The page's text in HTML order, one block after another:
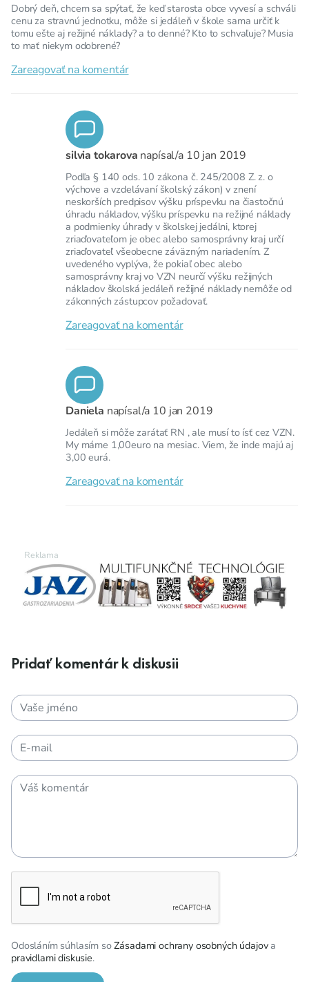
Dobrý deň, chcem sa spýtať, že keď starosta obce vyvesí a schváli
cenu za stravnú jednotku, môže si jedáleň v škole sama určiť k
tomu ešte aj režijné náklady? a to denné? Kto to schvaľuje? Musia
to mať niekym odobrené?
Zareagovať na komentár
silvia tokarova napísal/a 10 jan 2019
Podľa § 140 ods. 10 zákona č. 245/2008 Z. z. o
výchove a vzdelávaní školský zákon) v znení
neskorších predpisov výšku príspevku na čiastočnú
úhradu nákladov, výšku príspevku na režijné náklady
a podmienky úhrady v školskej jedálni, ktorej
zriaďovateľom je obec alebo samosprávny kraj určí
zriaďovateľ všeobecne záväzným nariadením. Z
uvedeného vyplýva, že pokiaľ obec alebo
samosprávny kraj vo VZN neurčí výšku režijných
nákladov školská jedáleň režijné náklady nemôže od
zákonných zástupcov požadovať.
Zareagovať na komentár
Daniela napísal/a 10 jan 2019
Jedáleň si môže zarátať RN , ale musí to ísť cez VZN.
My máme 1,00euro na mesiac. Viem, že inde majú aj
3,00 eurá.
Zareagovať na komentár
Pridať komentár k diskusii
Odosláním súhlasím soZásadami ochrany osobných údajova
pravidlami diskusie.